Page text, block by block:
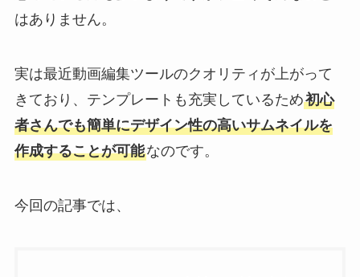
はありません。
実は最近動画編集ツールのクオリティが上がって
きており、テンプレートも充実しているため初心
者さんでも簡単にデザイン性の高いサムネイルを
作成することが可能なのです。
今回の記事では、